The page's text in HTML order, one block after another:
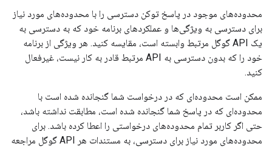
محدوده‌های موجود در پاسخ توکن دسترسی را با محدوده‌های مورد نیاز
برای دسترسی به ویژگی‌ها و عملکردهای برنامه خود که به دسترسی به
یک API گوگل مرتبط وابسته است، مقایسه کنید. هر ویژگی از برنامه
خود را که بدون دسترسی به API مرتبط قادر به کار نیست، غیرفعال
کنید.
ممکن است محدوده‌ای که در درخواست شما گنجانده شده است با
محدوده‌ای که در پاسخ شما گنجانده شده است، مطابقت نداشته باشد،
حتی اگر کاربر تمام محدوده‌های درخواستی را اعطا کرده باشد. برای
محدوده‌های مورد نیاز برای دسترسی، به مستندات هر API گوگل مراجعه